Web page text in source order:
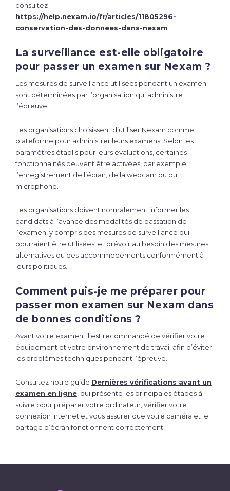
consultez :
https://help.nexam.io/fr/articles/11805296-
conservation-des-donnees-dans-nexam
La surveillance est-elle obligatoire
pour passer un examen sur Nexam ?
Les mesures de surveillance utilisées pendant un examen
sont déterminées par l’organisation qui administre
l’épreuve.
Les organisations choisissent d’utiliser Nexam comme
plateforme pour administrer leurs examens. Selon les
paramètres établis pour leurs évaluations, certaines
fonctionnalités peuvent être activées, par exemple
l’enregistrement de l’écran, de la webcam ou du
microphone.
Les organisations doivent normalement informer les
candidats à l’avance des modalités de passation de
l’examen, y compris des mesures de surveillance qui
pourraient être utilisées, et prévoir au besoin des mesures
alternatives ou des accommodements conformément à
leurs politiques.
Comment puis-je me préparer pour
passer mon examen sur Nexam dans
de bonnes conditions ?
Avant votre examen, il est recommandé de vérifier votre
équipement et votre environnement de travail afin d’éviter
les problèmes techniques pendant l’épreuve.
Consultez notre guide Dernières vérifications avant un
examen en ligne, qui présente les principales étapes à
suivre pour préparer votre ordinateur, vérifier votre
connexion Internet et vous assurer que votre caméra et le
partage d’écran fonctionnent correctement.